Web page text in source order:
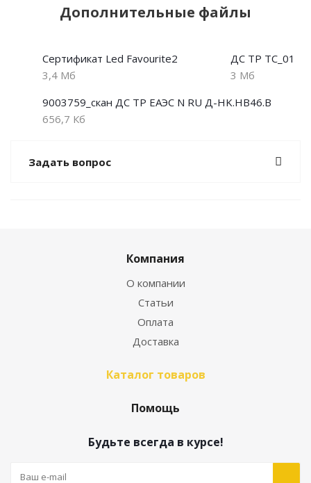
Дополнительные файлы
Сертификат Led Favourite2
3,4 Мб
ДС ТР ТС_01
3 Мб
9003759_скан ДС ТР ЕАЭС N RU Д-HK.НВ46.В
656,7 Кб
Задать вопрос
Компания
О компании
Статьи
Оплата
Доставка
Каталог товаров
Помощь
Будьте всегда в курсе!